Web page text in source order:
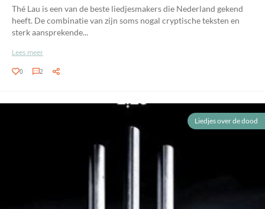
Thé Lau is een van de beste liedjesmakers die Nederland gekend
heeft. De combinatie van zijn soms nogal cryptische teksten en
sterk aansprekende...
Lees meer
0 2
Liedjes over de dood